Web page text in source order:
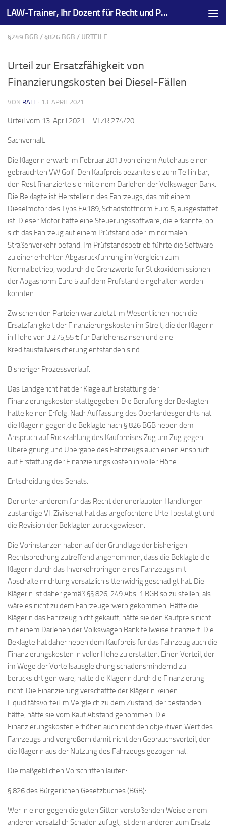
Zum Inhalt springen LAW-Trainer, Ihr Dozent für Recht und Prüfungsvorbereitungen
§249 BGB /§826 BGB / URTEILE
Urteil zur Ersatzfähigkeit von
Finanzierungskosten bei Diesel-Fällen
VON RALF · 13. APRIL 2021
Urteil vom 13. April 2021 – VI ZR 274/20
Sachverhalt:
Die Klägerin erwarb im Februar 2013 von einem Autohaus einen
gebrauchten VW Golf. Den Kaufpreis bezahlte sie zum Teil in bar,
den Rest finanzierte sie mit einem Darlehen der Volkswagen Bank.
Die Beklagte ist Herstellerin des Fahrzeugs, das mit einem
Dieselmotor des Typs EA189, Schadstoffnorm Euro 5, ausgestattet
ist. Dieser Motor hatte eine Steuerungssoftware, die erkannte, ob
sich das Fahrzeug auf einem Prüfstand oder im normalen
Straßenverkehr befand. Im Prüfstandsbetrieb führte die Software
zu einer erhöhten Abgasrückführung im Vergleich zum
Normalbetrieb, wodurch die Grenzwerte für Stickoxidemissionen
der Abgasnorm Euro 5 auf dem Prüfstand eingehalten werden
konnten.
Zwischen den Parteien war zuletzt im Wesentlichen noch die
Ersatzfähigkeit der Finanzierungskosten im Streit, die der Klägerin
in Höhe von 3.275,55 € für Darlehenszinsen und eine
Kreditausfallversicherung entstanden sind.
Bisheriger Prozessverlauf:
Das Landgericht hat der Klage auf Erstattung der
Finanzierungskosten stattgegeben. Die Berufung der Beklagten
hatte keinen Erfolg. Nach Auffassung des Oberlandesgerichts hat
die Klägerin gegen die Beklagte nach § 826 BGB neben dem
Anspruch auf Rückzahlung des Kaufpreises Zug um Zug gegen
Übereignung und Übergabe des Fahrzeugs auch einen Anspruch
auf Erstattung der Finanzierungskosten in voller Höhe.
Entscheidung des Senats:
Der unter anderem für das Recht der unerlaubten Handlungen
zuständige VI. Zivilsenat hat das angefochtene Urteil bestätigt und
die Revision der Beklagten zurückgewiesen.
Die Vorinstanzen haben auf der Grundlage der bisherigen
Rechtsprechung zutreffend angenommen, dass die Beklagte die
Klägerin durch das Inverkehrbringen eines Fahrzeugs mit
Abschalteinrichtung vorsätzlich sittenwidrig geschädigt hat. Die
Klägerin ist daher gemäß §§ 826, 249 Abs. 1 BGB so zu stellen, als
wäre es nicht zu dem Fahrzeugerwerb gekommen. Hätte die
Klägerin das Fahrzeug nicht gekauft, hätte sie den Kaufpreis nicht
mit einem Darlehen der Volkswagen Bank teilweise finanziert. Die
Beklagte hat daher neben dem Kaufpreis für das Fahrzeug auch die
Finanzierungskosten in voller Höhe zu erstatten. Einen Vorteil, der
im Wege der Vorteilsausgleichung schadensmindernd zu
berücksichtigen wäre, hatte die Klägerin durch die Finanzierung
nicht. Die Finanzierung verschaffte der Klägerin keinen
Liquiditätsvorteil im Vergleich zu dem Zustand, der bestanden
hätte, hätte sie vom Kauf Abstand genommen. Die
Finanzierungskosten erhöhen auch nicht den objektiven Wert des
Fahrzeugs und vergrößern damit nicht den Gebrauchsvorteil, den
die Klägerin aus der Nutzung des Fahrzeugs gezogen hat.
Die maßgeblichen Vorschriften lauten:
§ 826 des Bürgerlichen Gesetzbuches (BGB):
Wer in einer gegen die guten Sitten verstoßenden Weise einem
anderen vorsätzlich Schaden zufügt, ist dem anderen zum Ersatz